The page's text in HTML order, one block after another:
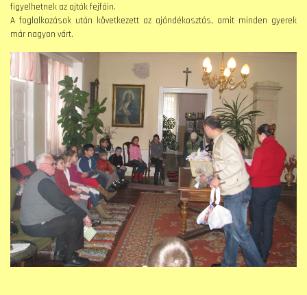
figyelhetnek az ajtók fejfáin.
A foglalkozások után következett az ajándékosztás, amit minden gyerek
már nagyon várt.